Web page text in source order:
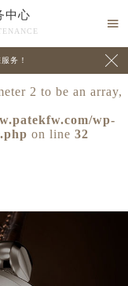
to be array, null
wp-
2 to be an array,
wp-
on line 32
中心

务！ 